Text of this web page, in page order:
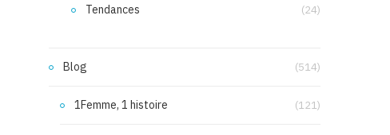
Tendances (24)
Blog (514)
1Femme, 1 histoire (121)